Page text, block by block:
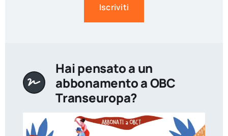
Iscriviti
Hai pensato a un
abbonamento a OBC
Transeuropa?